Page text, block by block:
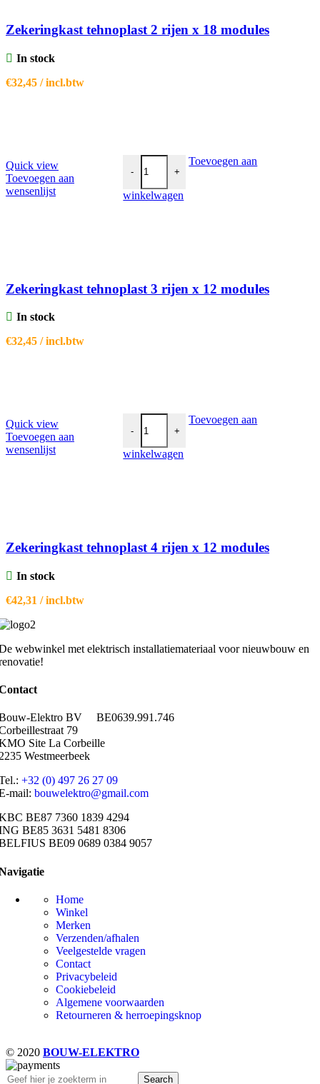
Zekeringkast tehnoplast 2 rijen x 18 modules
In stock
€32,45 / incl.btw
Quick view
Toevoegen aan
wensenlijst
-
Zekeringkast tehnoplast 3 rijen x 12
+
Toevoegen aan
winkelwagen
Zekeringkast tehnoplast 3 rijen x 12 modules
In stock
€32,45 / incl.btw
Quick view
Toevoegen aan
wensenlijst
-
Zekeringkast tehnoplast 4 rijen x 12
+
Toevoegen aan
winkelwagen
Zekeringkast tehnoplast 4 rijen x 12 modules
In stock
€42,31 / incl.btw
webwinkel met elektrisch installatiemateriaal voor nieuwbouw en
Elektro BV BE0639.991.746
79
Site La Corbeille
Westmeerbeek
+32 (0) 497 26 27 09
mail: bouwelektro@gmail.com
BE87 7360 1839 4294
BE85 3631 5481 8306
BE09 0689 0384 9057
Home
Winkel
Merken
Verzenden/afhalen
Veelgestelde vragen
Contact
Privacybeleid
Cookiebeleid
Algemene voorwaarden
Retourneren & herroepingsknop
© 2020 BOUW-ELEKTRO
Search